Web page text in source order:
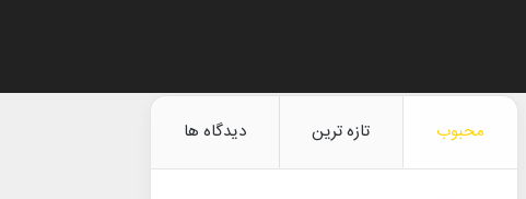
محبوب تازه ترین دیدگاه ها